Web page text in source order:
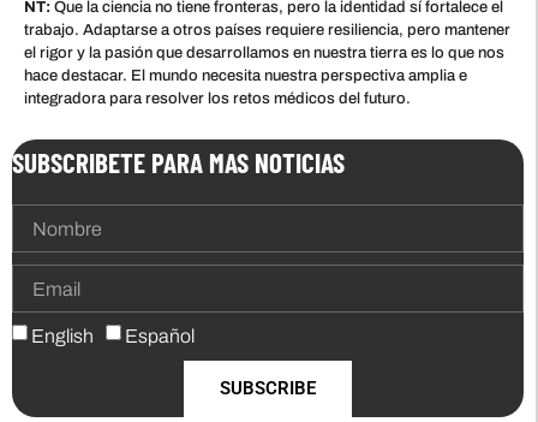
NT: Que la ciencia no tiene fronteras, pero la identidad sí fortalece el
trabajo. Adaptarse a otros países requiere resiliencia, pero mantener
el rigor y la pasión que desarrollamos en nuestra tierra es lo que nos
hace destacar. El mundo necesita nuestra perspectiva amplia e
integradora para resolver los retos médicos del futuro.
SUBSCRIBETE PARA MAS NOTICIAS
English Español
SUBSCRIBE